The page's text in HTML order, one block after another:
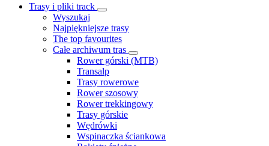
Trasy i pliki track
Wyszukaj
Najpiękniejsze trasy
The top favourites
Całe archiwum tras
Rower górski (MTB)
Transalp
Trasy rowerowe
Rower szosowy
Rower trekkingowy
Trasy górskie
Wędrówki
Wspinaczka ściankowa